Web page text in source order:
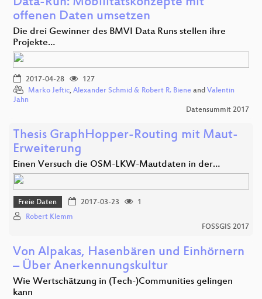
offenen Daten umsetzen
Die drei Gewinner des BMVI Data Runs stellen ihre
Projekte…
2017-04-28
127
Marko Jeftic, Alexander Schmid & Robert R. Biene and Valentin
Jahn
Datensummit 2017
Thesis GraphHopper-Routing mit Maut-
Erweiterung
Einen Versuch die OSM-LKW-Mautdaten in der…
Freie Daten 2017-03-23
1
Robert Klemm
FOSSGIS 2017
Von Alpakas, Hasenbären und Einhörnern
– Über Anerkennungskultur
Wie Wertschätzung in (Tech-)Communities gelingen
kann